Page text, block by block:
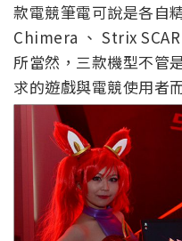
款電競筆電可說是各自
Chimera 、 Strix
所當然，三款機型不管
求的遊戲與電競使用者